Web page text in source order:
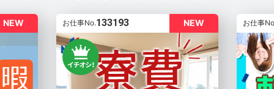
NEW NEW
お仕事No.133193 お仕事